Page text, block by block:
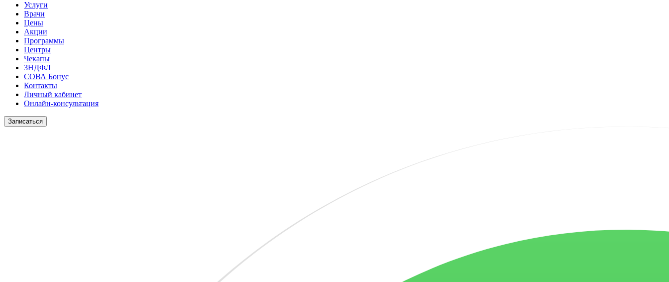
Услуги
Врачи
Цены
Акции
Программы
Центры
Чекапы
3НДФЛ
СОВА Бонус
Контакты
Личный кабинет
Онлайн-консультация
Записаться